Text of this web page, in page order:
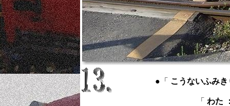
●「 こうないふみき
「 わた